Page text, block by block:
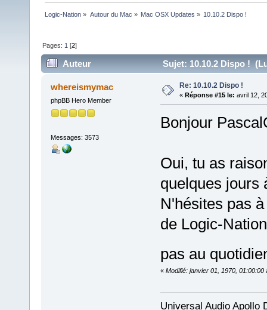
Logic-Nation » Autour du Mac » Mac OSX Updates » 10.10.2 Dispo !
Pages: 1 [2]
Auteur Sujet: 10.10.2 Dispo !
whereismymac
phpBB Hero Member
Messages: 3573
Re: 10.10.2 Dispo !
« Réponse #15 le: avril 12,
Bonjour
Oui, tu as
quelques jours
N'hésites pas
de Logic-
pas au
« Modifié: janvier 01, 1970, 01:00:00
Universal Audio Apollo